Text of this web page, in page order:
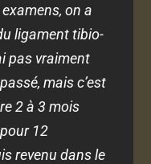
on a
ligament tibio-
pas vraiment
mais c’est
2 à 3 mois
12
revenu dans le